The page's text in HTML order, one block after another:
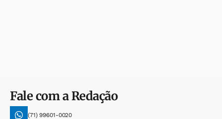
Fale com a Redação
(71) 99601-0020